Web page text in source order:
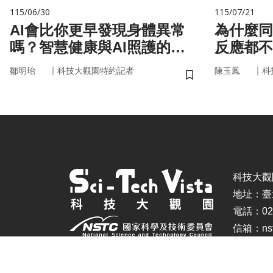
115/06/30
AI會比你更早發現身體異常
嗎？智慧健康與AI照護的未
來
鄒明珆 ｜ 科技大觀園特約記者
儲存書籤
115/07/21
為什麼
反應都
的用藥
陳玉鳳 ｜ 科
科技大
地址：
電話：
信箱：